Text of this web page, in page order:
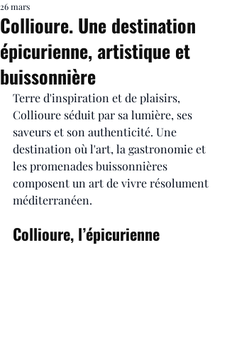
Collioure. Une destination
épicurienne, artistique et
buissonnière
26 mars
Terre d'inspiration et de plaisirs,
Collioure séduit par sa lumière, ses
saveurs et son authenticité. Une
destination où l'art, la gastronomie et
les promenades buissonnières
composent un art de vivre résolument
méditerranéen.
Collioure, l’épicurienne